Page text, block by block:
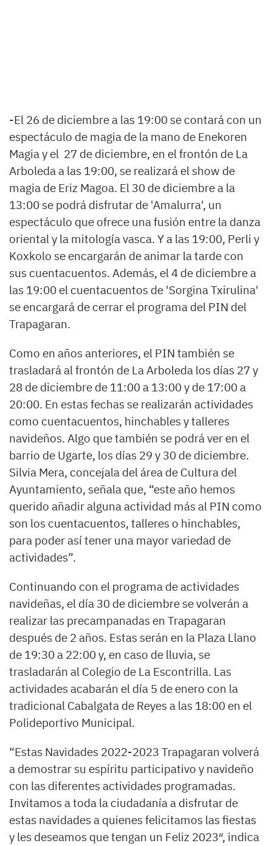
-El 26 de diciembre a las 19:00 se contará con un
espectáculo de magia de la mano de Enekoren
Magia y el 27 de diciembre, en el frontón de La
Arboleda a las 19:00, se realizará el show de
magia de Eriz Magoa. El 30 de diciembre a la
13:00 se podrá disfrutar de 'Amalurra', un
espectáculo que ofrece una fusión entre la danza
oriental y la mitología vasca. Y a las 19:00, Perli y
Koxkolo se encargarán de animar la tarde con
sus cuentacuentos. Además, el 4 de diciembre a
las 19:00 el cuentacuentos de 'Sorgina Txirulina'
se encargará de cerrar el programa del PIN del
Trapagaran.
Como en años anteriores, el PIN también se
trasladará al frontón de La Arboleda los días 27 y
28 de diciembre de 11:00 a 13:00 y de 17:00 a
20:00. En estas fechas se realizarán actividades
como cuentacuentos, hinchables y talleres
navideños. Algo que también se podrá ver en el
barrio de Ugarte, los días 29 y 30 de diciembre.
Silvia Mera, concejala del área de Cultura del
Ayuntamiento, señala que, “este año hemos
querido añadir alguna actividad más al PIN como
son los cuentacuentos, talleres o hinchables,
para poder así tener una mayor variedad de
actividades”.
Continuando con el programa de actividades
navideñas, el día 30 de diciembre se volverán a
realizar las precampanadas en Trapagaran
después de 2 años. Estas serán en la Plaza Llano
de 19:30 a 22:00 y, en caso de lluvia, se
trasladarán al Colegio de La Escontrilla. Las
actividades acabarán el día 5 de enero con la
tradicional Cabalgata de Reyes a las 18:00 en el
Polideportivo Municipal.
“Estas Navidades 2022-2023 Trapagaran volverá
a demostrar su espíritu participativo y navideño
con las diferentes actividades programadas.
Invitamos a toda la ciudadanía a disfrutar de
estas navidades a quienes felicitamos las fiestas
y les deseamos que tengan un Feliz 2023″, indica